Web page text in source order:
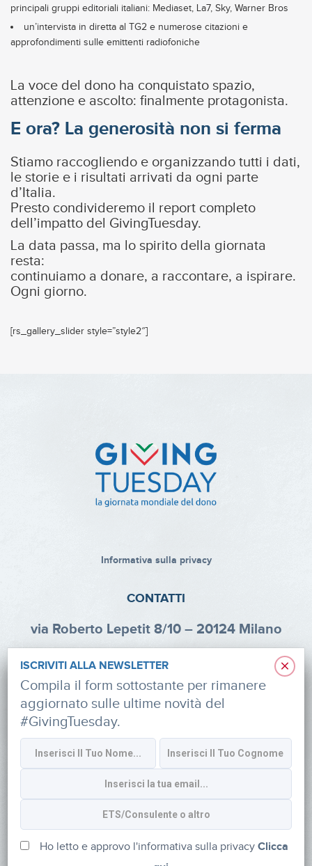
principali gruppi editoriali italiani: Mediaset, La7, Sky, Warner Bros
un’intervista in diretta al TG2 e numerose citazioni e
approfondimenti sulle emittenti radiofoniche
La voce del dono ha conquistato spazio,
attenzione e ascolto: finalmente protagonista.
E ora? La generosità non si ferma
Stiamo raccogliendo e organizzando tutti i dati,
le storie e i risultati arrivati da ogni parte
d’Italia.
Presto condivideremo il report completo
dell’impatto del GivingTuesday.
La data passa, ma lo spirito della giornata
resta:
continuiamo a donare, a raccontare, a ispirare.
Ogni giorno.
[rs_gallery_slider style=”style2″]
Informativa sulla privacy
CONTATTI
via Roberto Lepetit 8/10 – 20124 Milano
Tel: +39 02 47924880
CF: 91374340379
SOCIAL
×
ISCRIVITI ALLA NEWSLETTER
Compila il form sottostante per rimanere
aggiornato sulle ultime novità del
#GivingTuesday.
Ho letto e approvo l'informativa sulla privacyClicca